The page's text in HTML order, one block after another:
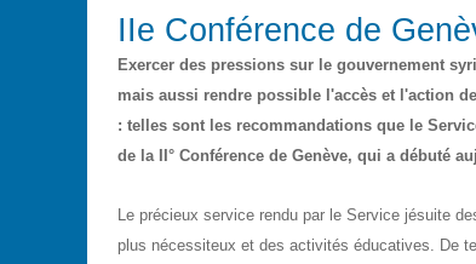
IIe Conférence de
Exercer des pressions sur le gouvernement
mais aussi rendre possible l'accès et l'action
: telles sont les recommandations que le
de la II° Conférence de Genève, qui a débuté
Le précieux service rendu par le Service jésuite
plus nécessiteux et des activités éducatives. De